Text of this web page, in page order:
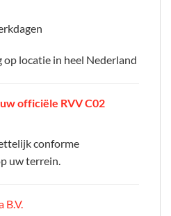
locatie in heel Nederland
officiële RVV C02
conforme
uw terrein.
B.V.